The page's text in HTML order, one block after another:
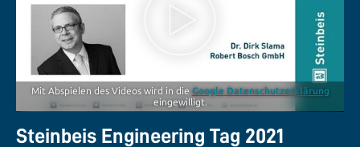
Mit Abspielen des Videos wird in die Google Datenschutzerklärung
eingewilligt.
Steinbeis Engineering Tag 2021